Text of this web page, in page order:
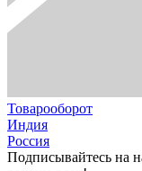
Товарооборот
Индия
Россия
Подписывайтесь на